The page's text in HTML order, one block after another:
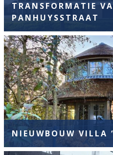
TRANSFORMATIE
PANHUYSSTRAAT
NIEUWBOUW VILLA